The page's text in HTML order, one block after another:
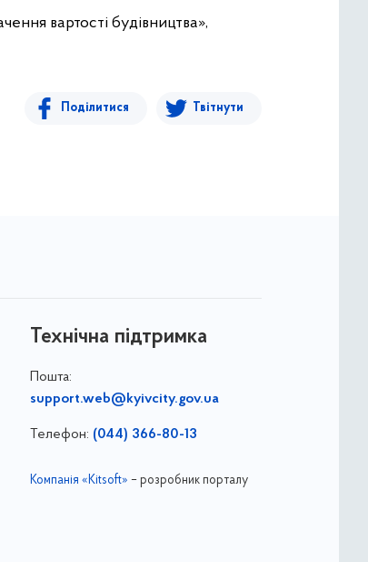
вартості будівництва»,
Поділитися Твітнути
Технічна підтримка
Пошта:
support.web@kyivcity.gov.ua
Телефон: (044) 366-80-13
Компанія «Kitsoft» – розробник порталу